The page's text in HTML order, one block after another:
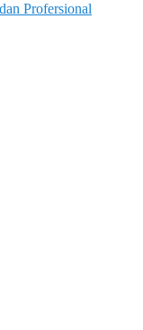
Profersional